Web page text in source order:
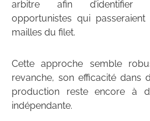
arbitre afin d’identifier
opportunistes qui
mailles du filet.
Cette approche semble
revanche, son efficacité dans
production reste encore à
indépendante.